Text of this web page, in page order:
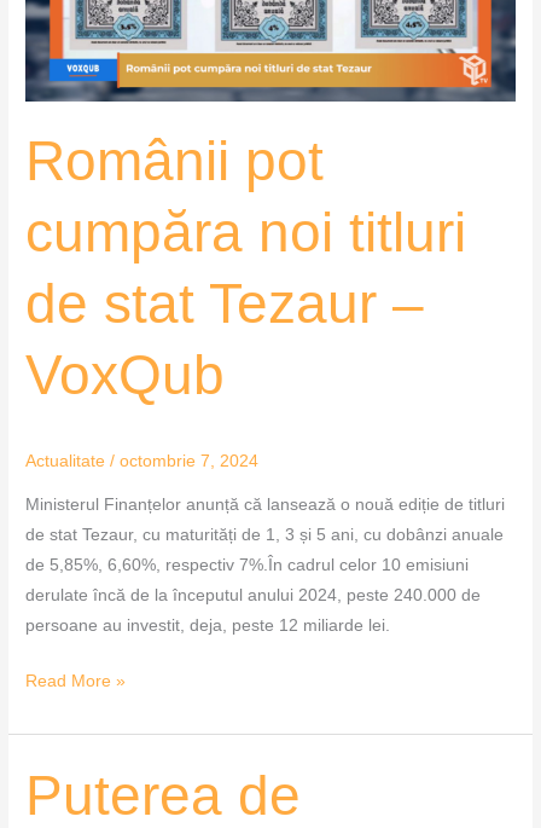
Românii pot
cumpăra noi titluri
de stat Tezaur –
VoxQub
Actualitate /octombrie 7, 2024
Ministerul Finanțelor anunță că lansează o nouă ediție de titluri
de stat Tezaur, cu maturități de 1, 3 și 5 ani, cu dobânzi anuale
de 5,85%, 6,60%, respectiv 7%.În cadrul celor 10 emisiuni
derulate încă de la începutul anului 2024, peste 240.000 de
persoane au investit, deja, peste 12 miliarde lei.
stat
Tezaur
–
Read More »
Puterea de
Puterea
de